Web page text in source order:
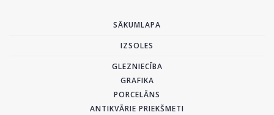
SĀKUMLAPA
IZSOLES
GLEZNIECĪBA
GRAFIKA
PORCELĀNS
ANTIKVĀRIE PRIEKŠMETI